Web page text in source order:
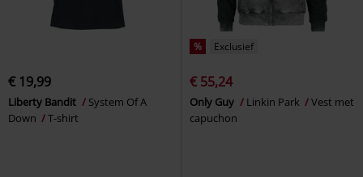
€ 19,99
Liberty Bandit
System Of A
Down
T-shirt
% Exclusief
€ 55,24
Only Guy Linkin Park
Vest met
capuchon